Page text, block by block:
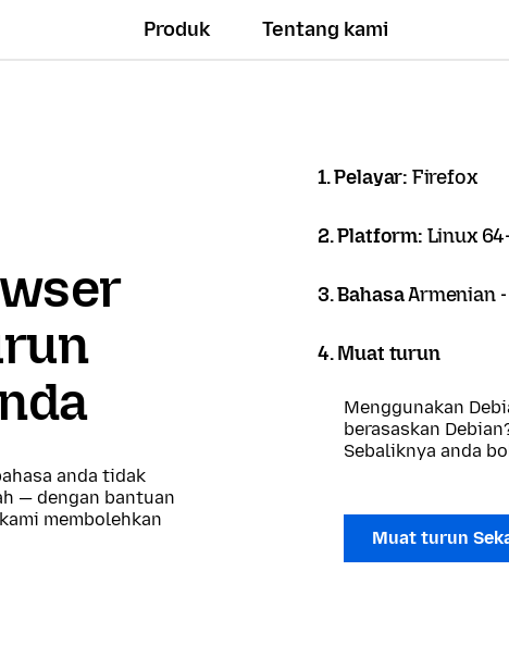
Produk Tentang kami
anda tidak
— dengan bantuan
membolehkan
1. Pelayar: Firefox
2. Platform: Linux
3. BahasaArmenian
4. Muat turun
Menggunakan
berasaskan
Sebaliknya anda
Muat turun